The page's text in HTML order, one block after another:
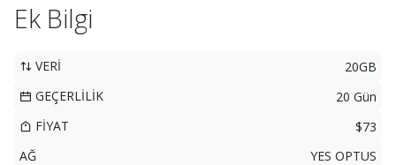
Ek Bilgi
VERİ
20GB
GEÇERLİLİK
20 Gün
FİYAT
$73
AĞ
YES OPTUS